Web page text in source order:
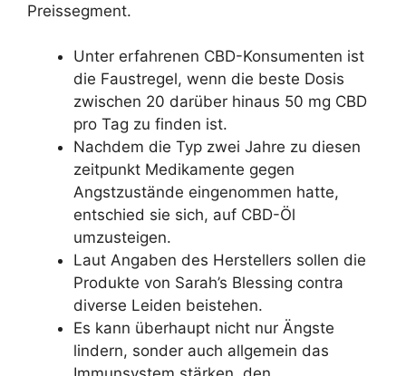
Preissegment.
Unter erfahrenen CBD-Konsumenten ist
die Faustregel, wenn die beste Dosis
zwischen 20 darüber hinaus 50 mg CBD
pro Tag zu finden ist.
Nachdem die Typ zwei Jahre zu diesen
zeitpunkt Medikamente gegen
Angstzustände eingenommen hatte,
entschied sie sich, auf CBD-Öl
umzusteigen.
Laut Angaben des Herstellers sollen die
Produkte von Sarah’s Blessing contra
diverse Leiden beistehen.
Es kann überhaupt nicht nur Ängste
lindern, sonder auch allgemein das